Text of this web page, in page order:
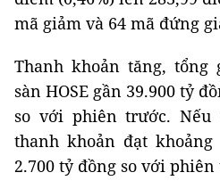
mã giảm và 64 mã đứng
Thanh khoản tăng,
sàn HOSE gần 39.900 tỷ
so với phiên trước.
thanh khoản đạt
2.700 tỷ đồng so với